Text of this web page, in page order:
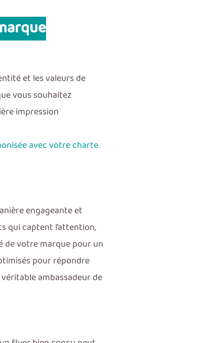
et les valeurs de
vous souhaitez
impression
avec votre charte
engageante et
qui captent l’attention,
de votre marque pour un
pour répondre
ambassadeur de